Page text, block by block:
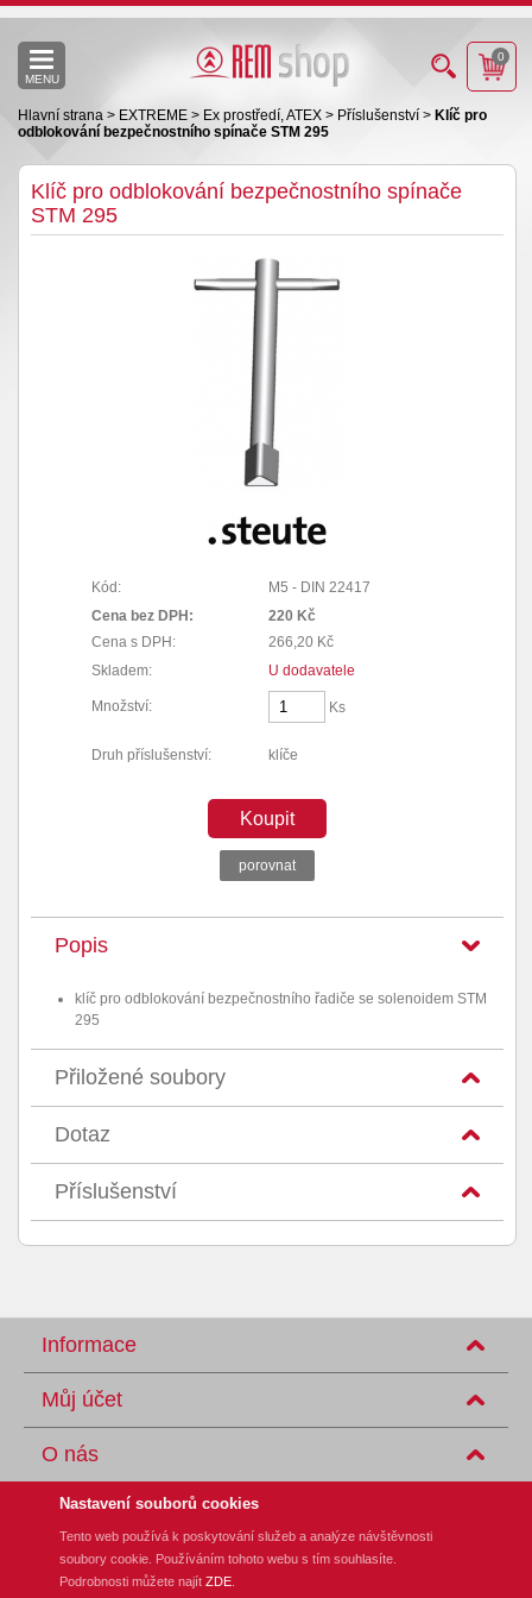
MENU
0
Hlavní strana > EXTREME > Ex prostředí, ATEX > Příslušenství > Klíč pro
odblokování bezpečnostního spínače STM 295
Klíč pro odblokování bezpečnostního spínače
STM 295
Kód:
M5 - DIN 22417
Cena bez DPH:
220 Kč
Cena s DPH:
266,20 Kč
Skladem:
U dodavatele
Množství: Ks
Druh příslušenství: klíče
Koupit
porovnat
Popis
klíč pro odblokování bezpečnostního řadiče se solenoidem STM
295
Přiložené soubory
Dotaz
Příslušenství
Informace
Můj účet
O nás
REM-Technik s.r.o., Klíny 35, CZ-615 00 Brno
Nastavení souborů cookies
Tento web používá k poskytování služeb a analýze návštěvnosti
soubory cookie. Používáním tohoto webu s tím souhlasíte.
Podrobnosti můžete najít ZDE